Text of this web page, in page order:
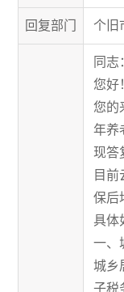
回复部门 个旧
同志
您好
您的
年养
现答
目前
保后
具体
一、
城乡
子税